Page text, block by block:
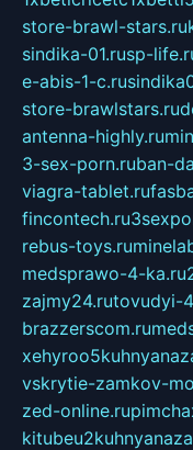
store-brawl-stars.ru
sindika-01.rusp-
e-abis-1-c.ru
store-brawlstars.ru
antenna-highly.ru
3-sex-porn.ruban-
viagra-tablet.ru
fincontech.ru
rebus-toys.ru
medsprawo-4-ka.ru
zajmy24.rutovudyi-
brazzerscom.ru
vskrytie-zamkov-
zed-online.ru